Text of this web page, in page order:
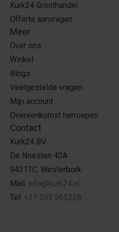
Kurk24 Groothandel
Offerte aanvragen
Meer
Over ons
Winkel
Blogs
Veelgestelde vragen
Mijn account
Overeenkomst herroepen
Contact
Kurk24 BV
De Noesten 40A
9431TC, Westerbork
Mail: info@kurk24.nl
Tel: +31 593 565228